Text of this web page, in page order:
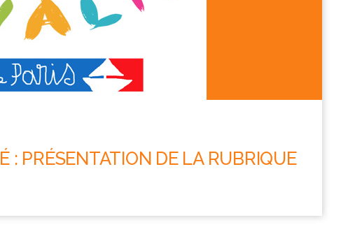
: PRÉSENTATION DE LA RUBRIQUE